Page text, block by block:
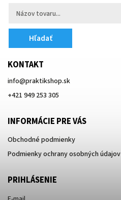
Hľadať
KONTAKT
info@praktikshop.sk
+421 949 253 305
INFORMÁCIE PRE VÁS
Obchodné podmienky
Podmienky ochrany osobných údajov
PRIHLÁSENIE